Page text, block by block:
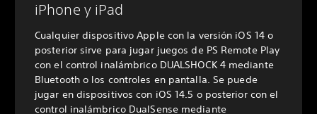
iPhone y iPad
Cualquier dispositivo Apple con la versión iOS 14 o
posterior sirve para jugar juegos de PS Remote Play
con el control inalámbrico DUALSHOCK 4 mediante
Bluetooth o los controles en pantalla. Se puede
jugar en dispositivos con iOS 14.5 o posterior con el
control inalámbrico DualSense mediante